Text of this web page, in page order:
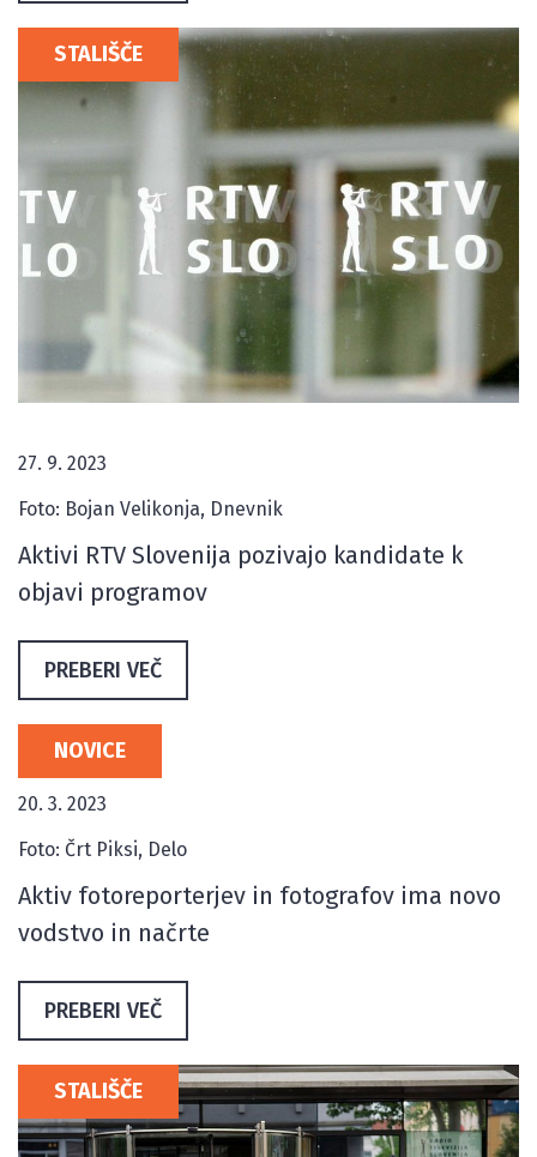
STALIŠČE
27. 9. 2023
Foto: Bojan Velikonja, Dnevnik
Aktivi RTV Slovenija pozivajo kandidate k
objavi programov
PREBERI VEČ
NOVICE
20. 3. 2023
Foto: Črt Piksi, Delo
Aktiv fotoreporterjev in fotografov ima novo
vodstvo in načrte
PREBERI VEČ
STALIŠČE